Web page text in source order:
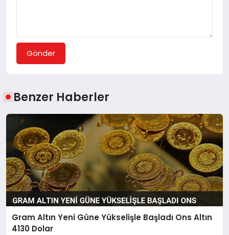
Gönder
Benzer Haberler
Gram Altın Yeni Güne Yükselişle Başladı Ons Altın
4130 Dolar